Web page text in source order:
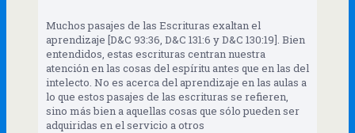
Muchos pasajes de las Escrituras exaltan el
aprendizaje [D&C 93:36, D&C 131:6 y D&C 130:19]. Bien
entendidos, estas escrituras centran nuestra
atención en las cosas del espíritu antes que en las del
intelecto. No es acerca del aprendizaje en las aulas a
lo que estos pasajes de las escrituras se refieren,
sino más bien a aquellas cosas que sólo pueden ser
adquiridas en el servicio a otros